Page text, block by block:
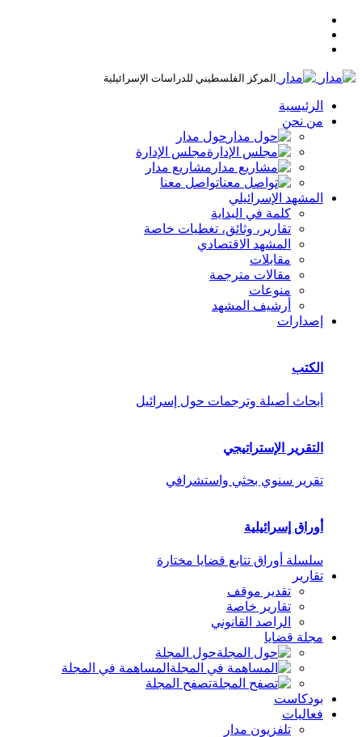
المركز الفلسطيني للدراسات الإسرائيلية
الرئيسية
من نحن
حول مدار
مجلس الإدارة
مشاريع مدار
تواصل معنا
المشهد الإسرائيلي
كلمة في البداية
تقارير، وثائق، تغطيات خاصة
المشهد الاقتصادي
مقابلات
مقالات مترجمة
منوعات
أرشيف المشهد
إصدارات
الكتب
أبحاث أصيلة وترجمات حول إسرائيل
التقرير الإستراتيجي
تقرير سنوي بحثي واستشرافي
أوراق إسرائيلية
سلسلة أوراق تتابع قضايا مختارة
تقارير
تقدير موقف
تقارير خاصة
الراصد القانوني
مجلة قضايا
حول المجلة
المساهمة في المجلة
تصفح المجلة
بودكاست
فعاليات
تلفزيون مدار